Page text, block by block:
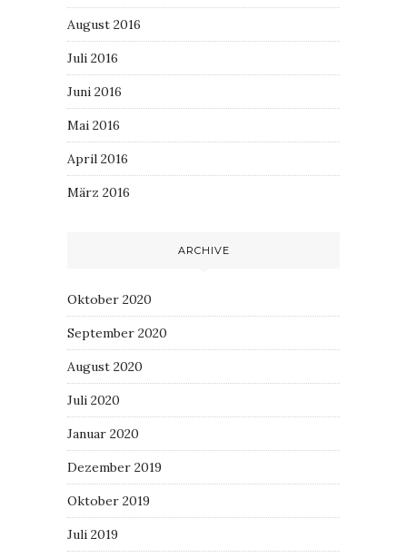
August 2016
Juli 2016
Juni 2016
Mai 2016
April 2016
März 2016
ARCHIVE
Oktober 2020
September 2020
August 2020
Juli 2020
Januar 2020
Dezember 2019
Oktober 2019
Juli 2019